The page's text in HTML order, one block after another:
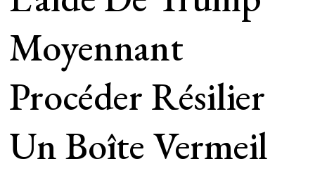
Moyennant
Procéder Résilier
Un Boîte Vermeil